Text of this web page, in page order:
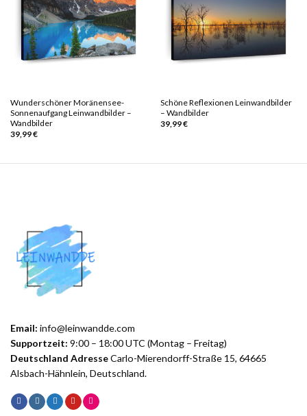
Wunderschöner Moränensee-
Sonnenaufgang Leinwandbilder –
Wandbilder
39,99€
Schöne Reflexionen Leinwandbilder
– Wandbilder
39,99€
Email: info@leinwandde.com
Supportzeit: 9:00 – 18:00 UTC (Montag – Freitag)
Deutschland AdresseCarlo-Mierendorff-Straße 15, 64665
Alsbach-Hähnlein, Deutschland.